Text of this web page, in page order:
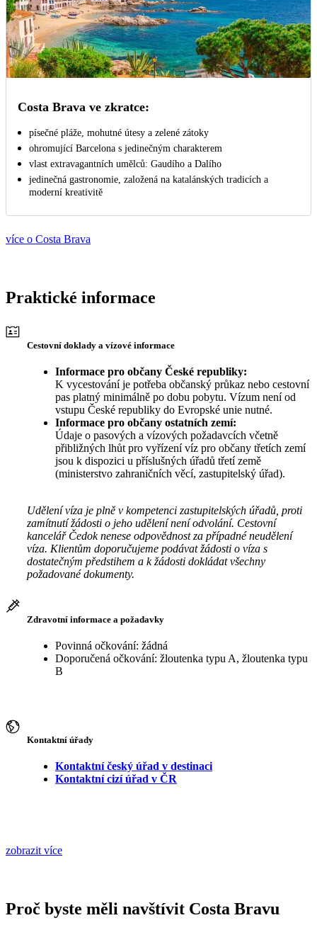
Costa Brava ve zkratce:
písečné pláže, mohutné útesy a zelené zátoky
ohromující Barcelona s jedinečným charakterem
vlast extravagantních umělců: Gaudího a Dalího
jedinečná gastronomie, založená na katalánských tradicích a
moderní kreativitě
více o Costa Brava
Praktické informace
Cestovní doklady a vízové informace
Informace pro občany České republiky:
K vycestování je potřeba občanský průkaz nebo cestovní
pas platný minimálně po dobu pobytu. Vízum není od
vstupu České republiky do Evropské unie nutné.
Informace pro občany ostatních zemí:
Údaje o pasových a vízových požadavcích včetně
přibližných lhůt pro vyřízení víz pro občany třetích zemí
jsou k dispozici u příslušných úřadů třetí země
(ministerstvo zahraničních věcí, zastupitelský úřad).
Udělení víza je plně v kompetenci zastupitelských úřadů, proti
zamítnutí žádosti o jeho udělení není odvolání. Cestovní
kancelář Čedok nenese odpovědnost za případné neudělení
víza. Klientům doporučujeme podávat žádosti o víza s
dostatečným předstihem a k žádosti dokládat všechny
požadované dokumenty.
Zdravotní informace a požadavky
Povinná očkování: žádná
Doporučená očkování: žloutenka typu A, žloutenka typu
B
Kontaktní úřady
Kontaktní český úřad v destinaci
Kontaktní cizí úřad v ČR
zobrazit více
Proč byste měli navštívit Costa Bravu